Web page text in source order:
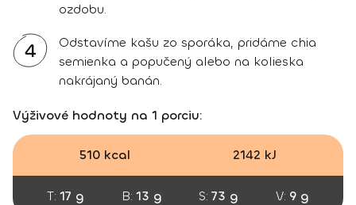
ozdobu.
4
Odstavíme kašu zo sporáka, pridáme chia
semienka a popučený alebo na kolieska
nakrájaný banán.
Výživové hodnoty na 1 porciu:
510 kcal 2142 kJ
T: 17 g B: 13 g S: 73 g V: 9 g